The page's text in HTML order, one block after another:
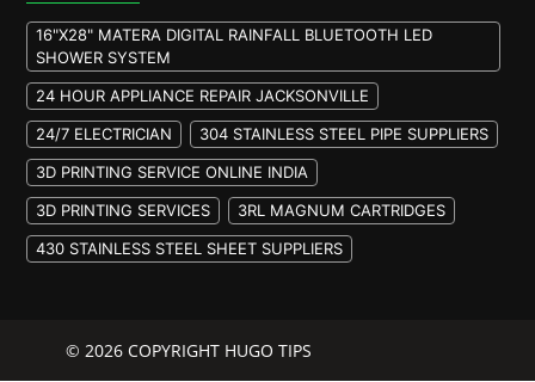
16"X28" MATERA DIGITAL RAINFALL BLUETOOTH LED
SHOWER SYSTEM
24 HOUR APPLIANCE REPAIR JACKSONVILLE
24/7 ELECTRICIAN
304 STAINLESS STEEL PIPE SUPPLIERS
3D PRINTING SERVICE ONLINE INDIA
3D PRINTING SERVICES
3RL MAGNUM CARTRIDGES
430 STAINLESS STEEL SHEET SUPPLIERS
A105 FLANGES MANUFACTURERS
© 2026 COPYRIGHT HUGO TIPS